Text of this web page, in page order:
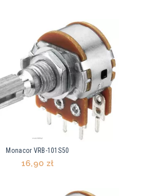
Monacor VRB-101S50
16,90 zł